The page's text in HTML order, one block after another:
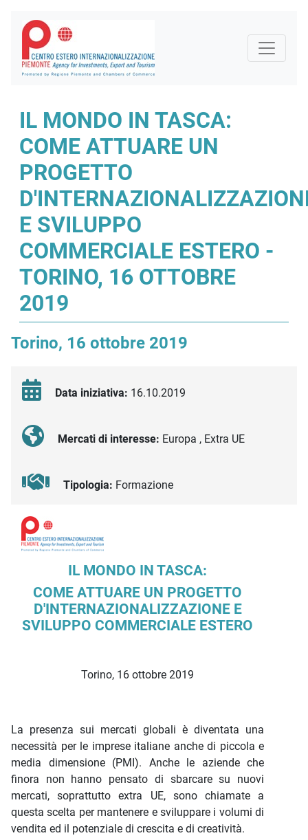
IL MONDO IN TASCA:
COME ATTUARE UN
PROGETTO
E SVILUPPO
COMMERCIALE ESTERO -
TORINO, 16 OTTOBRE
2019
Torino, 16 ottobre 2019
Data iniziativa: 16.10.2019
Mercati di interesse: Europa , Extra UE
Tipologia: Formazione
Descrizione iniziativa
IL MONDO IN TASCA:
COME ATTUARE UN PROGETTO
D'INTERNAZIONALIZZAZIONE E
SVILUPPO COMMERCIALE ESTERO
Torino, 16 ottobre 2019
La presenza sui mercati globali è diventata una
necessità per le imprese italiane anche di piccola e
media dimensione (PMI). Anche le aziende che
finora non hanno pensato di sbarcare su nuovi
mercati, soprattutto extra UE, sono chiamate a
questa scelta per mantenere e sviluppare i volumi di
vendita ed il potenziale di crescita e di creatività.